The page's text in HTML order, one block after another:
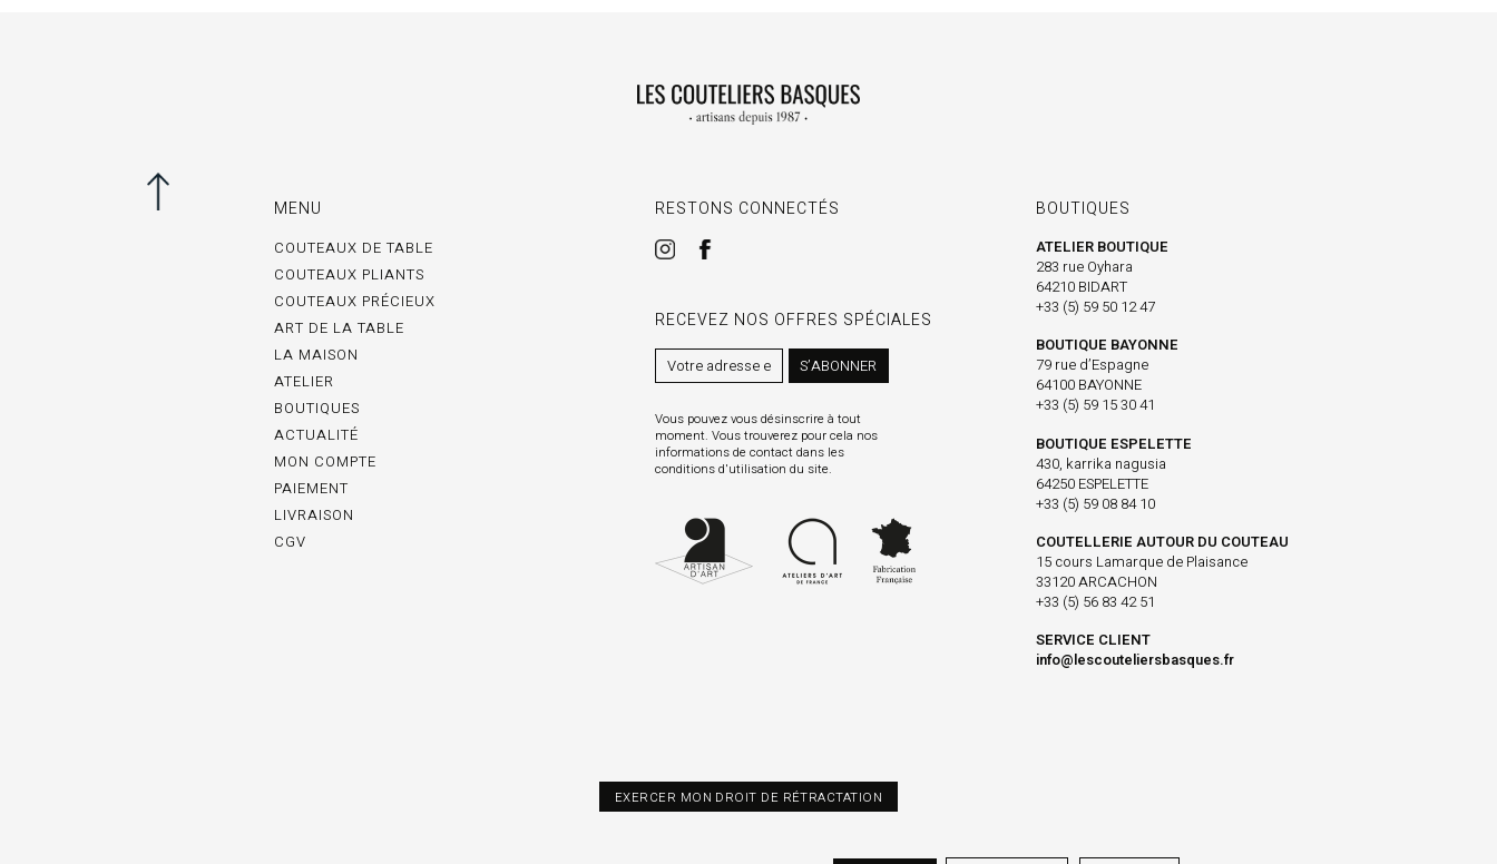
MENU
COUTEAUX DE TABLE
COUTEAUX PLIANTS
COUTEAUX PRÉCIEUX
ART DE LA TABLE
LA MAISON
ATELIER
BOUTIQUES
ACTUALITÉ
MON COMPTE
PAIEMENT
LIVRAISON
CGV
RESTONS CONNECTÉS
RECEVEZ NOS OFFRES SPÉCIALES
S’ABONNER
Vous pouvez vous désinscrire à tout
moment. Vous trouverez pour cela nos
informations de contact dans les
conditions d'utilisation du site.
BOUTIQUES
ATELIER BOUTIQUE
283 rue Oyhara
64210 BIDART
+33 (5) 59 50 12 47
BOUTIQUE BAYONNE
79 rue d’Espagne
64100 BAYONNE
+33 (5) 59 15 30 41
BOUTIQUE ESPELETTE
430, karrika nagusia
64250 ESPELETTE
+33 (5) 59 08 84 10
COUTELLERIE AUTOUR DU COUTEAU
15 cours Lamarque de Plaisance
33120 ARCACHON
+33 (5) 56 83 42 51
SERVICE CLIENT
info@lescouteliersbasques.fr
EXERCER MON DROIT DE RÉTRACTATION